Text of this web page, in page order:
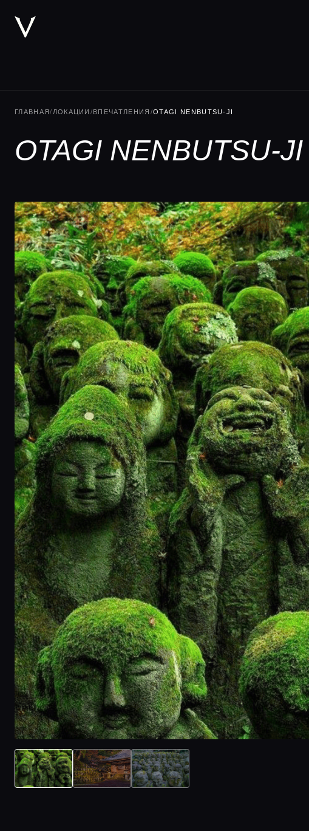
ГЛАВНАЯ/ ЛОКАЦИИ /ВПЕЧАТЛЕНИЯ /OTAGI NENBUTSU-JI
OTAGI NENBUTSU-